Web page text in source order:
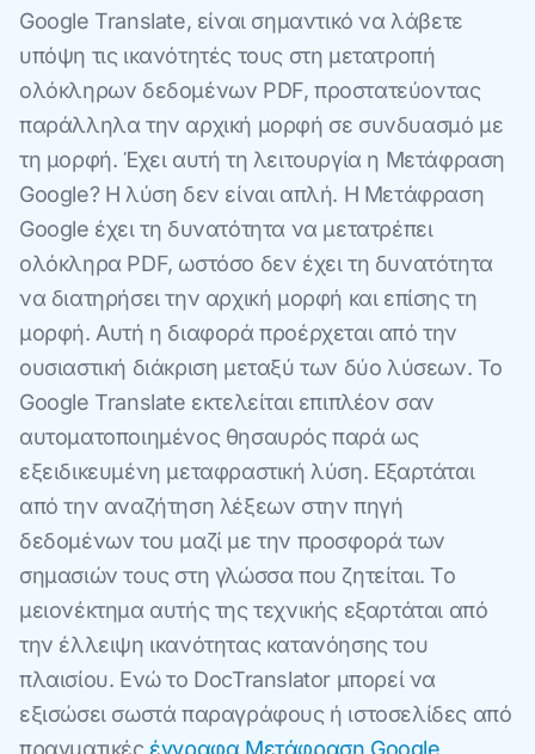
Google Translate, είναι σημαντικό να λάβετε
υπόψη τις ικανότητές τους στη μετατροπή
ολόκληρων δεδομένων PDF, προστατεύοντας
παράλληλα την αρχική μορφή σε συνδυασμό με
τη μορφή. Έχει αυτή τη λειτουργία η Μετάφραση
Google? Η λύση δεν είναι απλή. Η Μετάφραση
Google έχει τη δυνατότητα να μετατρέπει
ολόκληρα PDF, ωστόσο δεν έχει τη δυνατότητα
να διατηρήσει την αρχική μορφή και επίσης τη
μορφή. Αυτή η διαφορά προέρχεται από την
ουσιαστική διάκριση μεταξύ των δύο λύσεων. Το
Google Translate εκτελείται επιπλέον σαν
αυτοματοποιημένος θησαυρός παρά ως
εξειδικευμένη μεταφραστική λύση. Εξαρτάται
από την αναζήτηση λέξεων στην πηγή
δεδομένων του μαζί με την προσφορά των
σημασιών τους στη γλώσσα που ζητείται. Το
μειονέκτημα αυτής της τεχνικής εξαρτάται από
την έλλειψη ικανότητας κατανόησης του
πλαισίου. Ενώ το DocTranslator μπορεί να
εξισώσει σωστά παραγράφους ή ιστοσελίδες από
πραγματικές έγγραφα Μετάφραση Google